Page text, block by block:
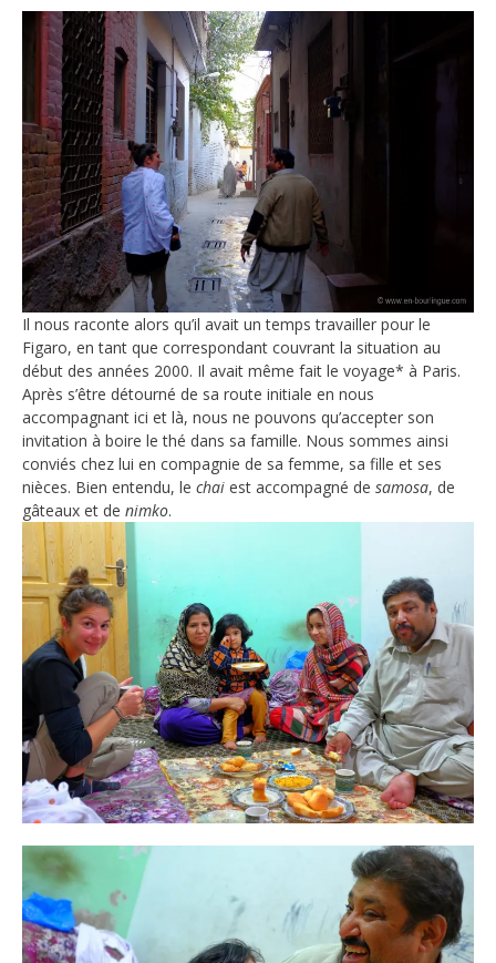
Il nous raconte alors qu’il avait un temps travailler pour le
Figaro, en tant que correspondant couvrant la situation au
début des années 2000. Il avait même fait le voyage* à Paris.
Après s’être détourné de sa route initiale en nous
accompagnant ici et là, nous ne pouvons qu’accepter son
invitation à boire le thé dans sa famille. Nous sommes ainsi
conviés chez lui en compagnie de sa femme, sa fille et ses
nièces. Bien entendu, le chai est accompagné de samosa, de
gâteaux et de nimko.